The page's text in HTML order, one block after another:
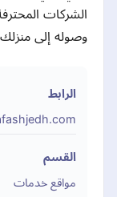
الشركات
وصوله إلى
الرابط
القسم
مواقع خدمات